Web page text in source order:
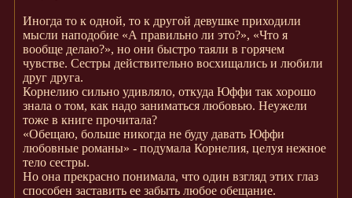
Иногда то к одной, то к другой девушке приходили
мысли наподобие «А правильно ли это?», «Что я
вообще делаю?», но они быстро таяли в горячем
чувстве. Сестры действительно восхищались и любили
друг друга.
Корнелию сильно удивляло, откуда Юффи так хорошо
знала о том, как надо заниматься любовью. Неужели
тоже в книге прочитала?
«Обещаю, больше никогда не буду давать Юффи
любовные романы» - подумала Корнелия, целуя нежное
тело сестры.
Но она прекрасно понимала, что один взгляд этих глаз
способен заставить ее забыть любое обещание.